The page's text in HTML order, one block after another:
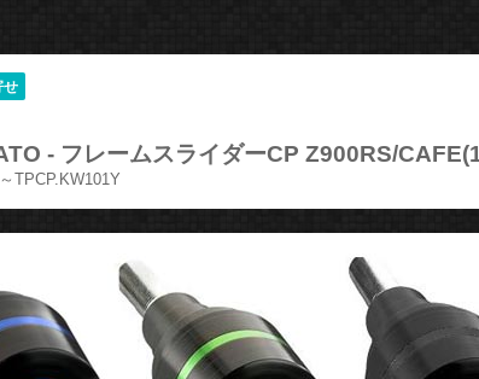
せ
- フレームスライダーCP Z900RS/
TPCP.KW101Y